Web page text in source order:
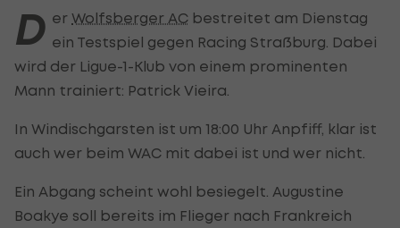
D er Wolfsberger AC bestreitet am Dienstag
ein Testspiel gegen Racing Straßburg. Dabei
wird der Ligue-1-Klub von einem prominenten
Mann trainiert: Patrick Vieira.
In Windischgarsten ist um 18:00 Uhr Anpfiff, klar ist
auch wer beim WAC mit dabei ist und wer nicht.
Ein Abgang scheint wohl besiegelt. Augustine
Boakye soll bereits im Flieger nach Frankreich